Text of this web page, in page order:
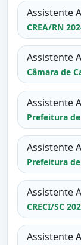
Assistente
CREA/RN
Assistente
Câmara de
Assistente
Prefeitura
Assistente
Prefeitura
Assistente
CRECI/SC
Assistente